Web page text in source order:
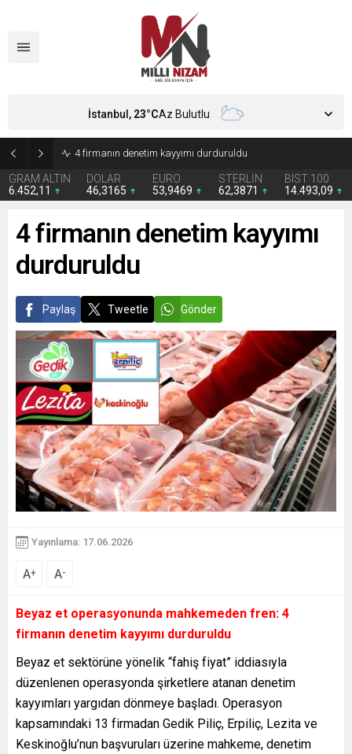
4 firmanın denetim kayyımı durduruldu
GRAM ALTIN
6.452,11
DOLAR
46,3165
EURO
53,9469
STERLİN
62,3871
BIST 100
14.493,09
İstanbul, 23°CAz Bulutlu
4 firmanın denetim kayyımı
durduruldu
Paylaş Tweetle Gönder
Yayınlama: 17.06.2026
A+ A-
Beyaz et operasyonunda mahkemeden fren: 4
firmanın denetim kayyımı durduruldu
Beyaz et sektörüne yönelik “fahiş fiyat” iddiasıyla
düzenlenen operasyonda şirketlere atanan denetim
kayyımları yargıdan dönmeye başladı. Operasyon
kapsamındaki 13 firmadan Gedik Piliç, Erpiliç, Lezita ve
Keskinoğlu’nun başvuruları üzerine mahkeme, denetim